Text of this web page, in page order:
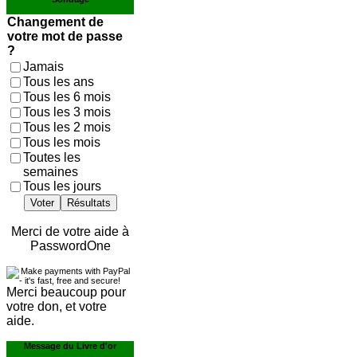
Changement de
votre mot de passe
?
Jamais
Tous les ans
Tous les 6 mois
Tous les 3 mois
Tous les 2 mois
Tous les mois
Toutes les
semaines
Tous les jours
Voter Résultats
Merci de votre aide à
PasswordOne
Merci beaucoup pour
votre don, et votre
aide.
Message du Livre d'or